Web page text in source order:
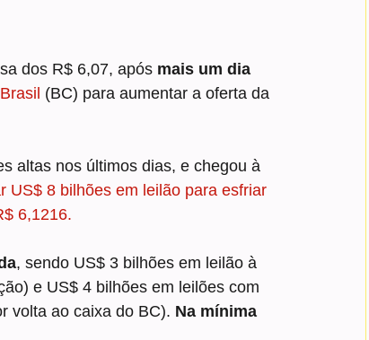
dos R$ 6,07, após mais um dia
(BC) para aumentar a oferta da
altas nos últimos dias, e chegou à
US$ 8 bilhões em leilão para esfriar
6,1216.
, sendo US$ 3 bilhões em leilão à
e US$ 4 bilhões em leilões com
volta ao caixa do BC). Na mínima